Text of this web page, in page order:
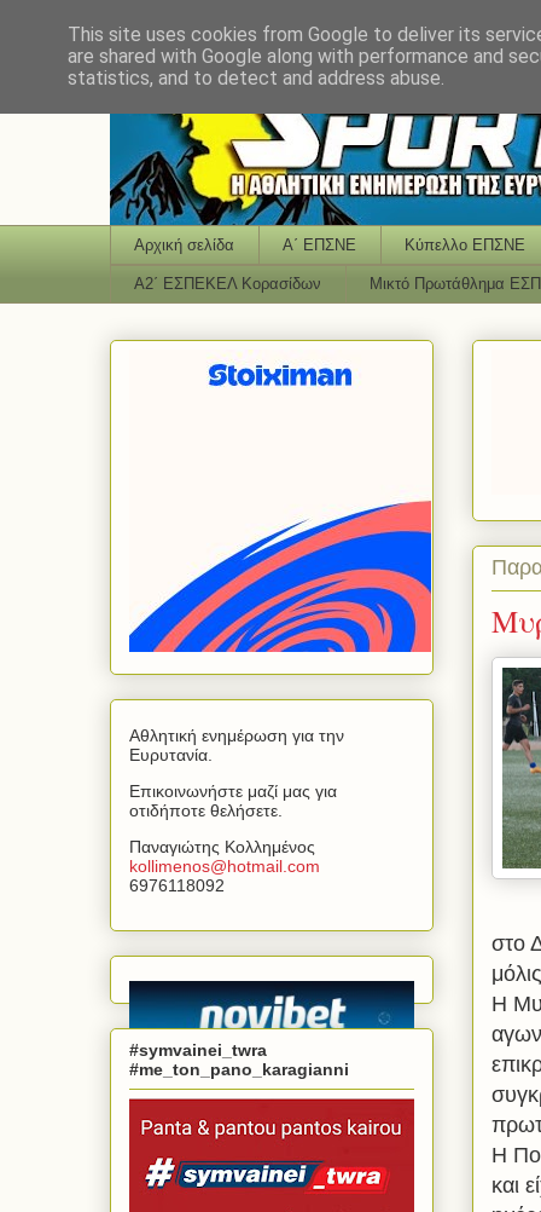
Αρχική σελίδα Α΄ ΕΠΣΝΕ Κύπελλο ΕΠΣΝΕ
Α2΄ ΕΣΠΕΚΕΛ Κορασίδων Μικτό Πρωτάθλημα
στο
Η
Η
και
Αθλητική ενημέρωση για την
Ευρυτανία.
Επικοινωνήστε μαζί μας για
οτιδήποτε θελήσετε.
Παναγιώτης Κολλημένος
kollimenos@hotmail com
6976118092
#symvainei_twra
#me_ton_pano_karagianni
This site uses cookies from Google to deliver its
are shared with Google along with performance and
statistics, and to detect and address abuse.